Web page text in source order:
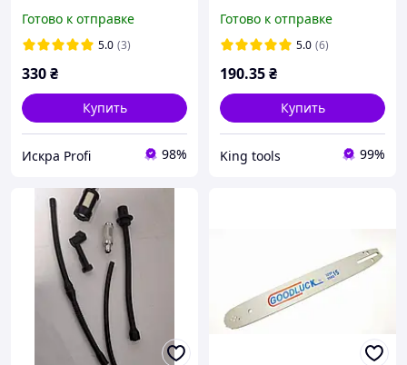
Готово к отправке
5.0 (3)
330₴
Купить
Искра Profi 98%
бензопилы
Готово к отправке
5.0 (6)
190.35₴
Купить
King tools 99%